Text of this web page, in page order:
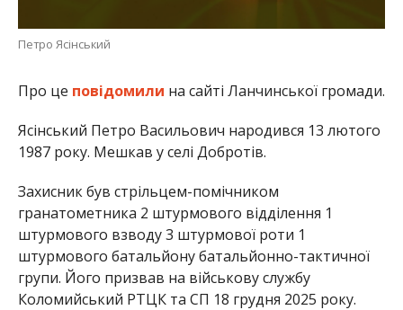
Петро Ясінський
Про це повідомили на сайті Ланчинської громади.
Ясінський Петро Васильович народився 13 лютого
1987 року. Мешкав у селі Добротів.
Захисник був стрільцем-помічником
гранатометника 2 штурмового відділення 1
штурмового взводу 3 штурмової роти 1
штурмового батальйону батальйонно-тактичної
групи. Його призвав на військову службу
Коломийський РТЦК та СП 18 грудня 2025 року.